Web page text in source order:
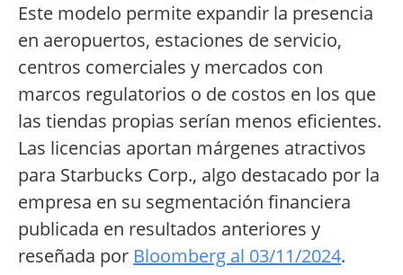
Este modelo permite expandir la presencia
en aeropuertos, estaciones de servicio,
centros comerciales y mercados con
marcos regulatorios o de costos en los que
las tiendas propias serían menos eficientes.
Las licencias aportan márgenes atractivos
para Starbucks Corp., algo destacado por la
empresa en su segmentación financiera
publicada en resultados anteriores y
reseñada por Bloomberg al 03/11/2024.